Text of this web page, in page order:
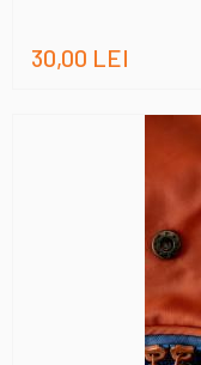
30,00 LEI